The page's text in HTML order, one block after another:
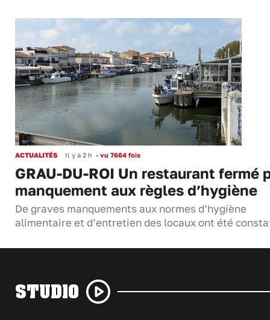
ACTUALITÉS Il y a 2 h • vu 7664 fois
GRAU-DU-ROI Un restaurant fermé
manquement aux règles d’hygiène
De graves manquements aux normes d’hygiène
alimentaire et d’entretien des locaux ont été
STUDIO